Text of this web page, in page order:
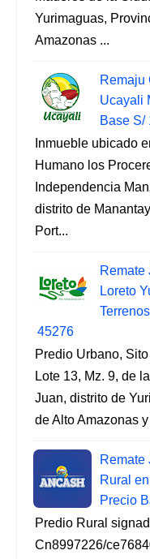
Yurimaguas,
Amazonas ...
Remaju
Ucayali
Base S/
Inmueble ubicado
Humano los
Independencia
distrito de
Port...
Remate
Loreto
45276
Predio Urbano,
Lote 13, Mz. 9, de
Juan, distrito de
de Alto Amazonas
Remate
Rural
Precio
Predio Rural
Cn8997226/